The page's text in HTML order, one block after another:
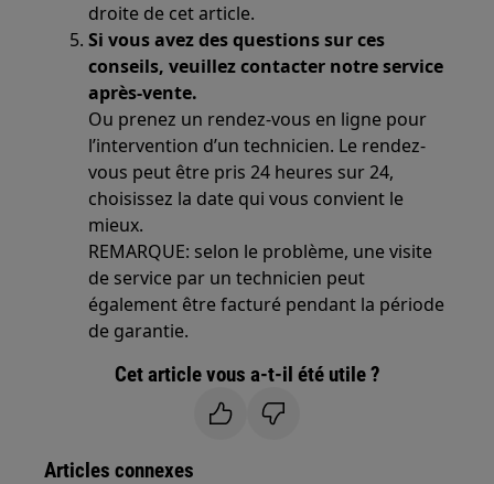
droite de cet article.
Si vous avez des questions sur ces
conseils, veuillez contacter notre service
après-vente.
Ou prenez un rendez-vous en ligne pour
l’intervention d’un technicien. Le rendez-
vous peut être pris 24 heures sur 24,
choisissez la date qui vous convient le
mieux.
REMARQUE: selon le problème, une visite
de service par un technicien peut
également être facturé pendant la période
de garantie.
Cet article vous a-t-il été utile ?
Articles connexes